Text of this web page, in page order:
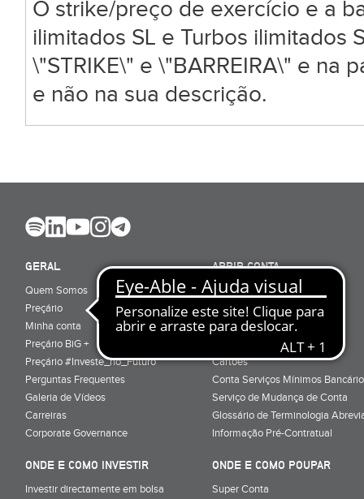
O strike/preço de exercício e a
ilimitados SL e Turbos ilimitados
\"STRIKE\" e \"BARREIRA\" e na
e não na sua descrição.
GERAL
Quem Somos
Preçário
Minha conta
Preçário BiG +
Preçário #Investe_no_Futuro
Perguntas Frequentes
Galeria de Vídeos
Carreiras
Corporate Governance
ABRIR CONTA
Porquê ser cliente
Particulares
Júnior (sub-18)
Cartões
Conta Serviços Mínimos
Serviço de Mudança de Conta
Glossário de Terminologia
Informação Pré-Contratual
ONDE E COMO INVESTIR
Investir directamente em bolsa
ONDE E COMO POUPAR
Super Conta